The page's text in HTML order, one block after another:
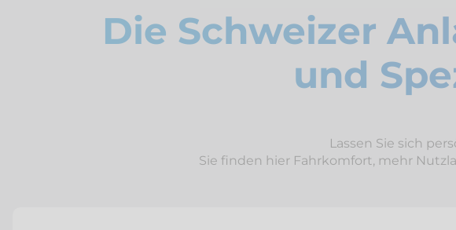
Die Schweizer
und
Lassen Sie sich
Sie finden hier Fahrkomfort, mehr